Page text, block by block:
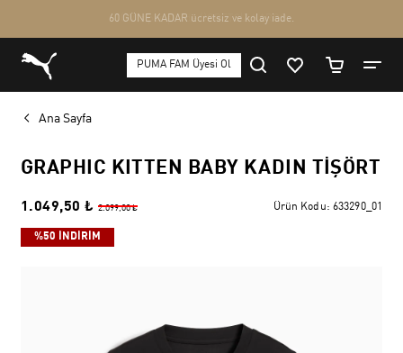
Ana Sayfa
GRAPHIC KITTEN BABY KADIN TIŞÖRT
1.049,50 ₺ 2.099,00 ₺ Ürün Kodu: 633290_01
%50 İNDİRİM